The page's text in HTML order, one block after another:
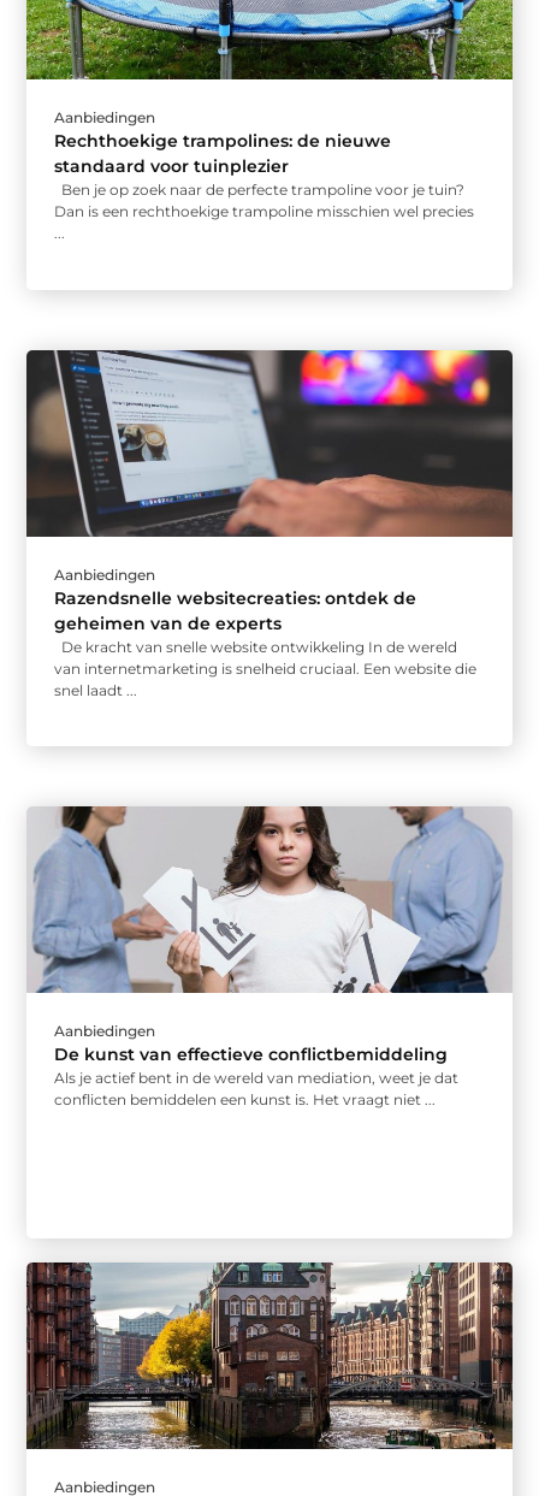
Aanbiedingen
Rechthoekige trampolines: de nieuwe
standaard voor tuinplezier
Ben je op zoek naar de perfecte trampoline voor je tuin?
Dan is een rechthoekige trampoline misschien wel precies
...
Aanbiedingen
Razendsnelle websitecreaties: ontdek de
geheimen van de experts
De kracht van snelle website ontwikkeling In de wereld
van internetmarketing is snelheid cruciaal. Een website die
snel laadt ...
Aanbiedingen
De kunst van effectieve conflictbemiddeling
Als je actief bent in de wereld van mediation, weet je dat
conflicten bemiddelen een kunst is. Het vraagt niet ...
Aanbiedingen